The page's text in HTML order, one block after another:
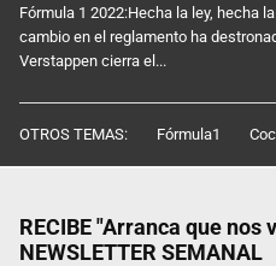
Fórmula 1 2022:Hecha la ley, hecha
cambio en el reglamento ha
Verstappen cierra el...
OTROS TEMAS: Fórmula1
RECIBE "Arranca que nos
NEWSLETTER SEMANAL